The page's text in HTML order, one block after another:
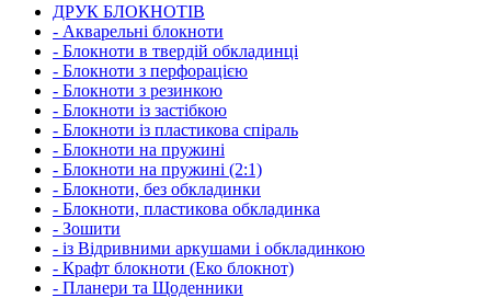
ДРУК БЛОКНОТІВ
- Акварельні блокноти
- Блокноти в твердій обкладинці
- Блокноти з перфорацією
- Блокноти з резинкою
- Блокноти із застібкою
- Блокноти із пластикова спіраль
- Блокноти на пружині
- Блокноти на пружині (2:1)
- Блокноти, без обкладинки
- Блокноти, пластикова обкладинка
- Зошити
- із Відривними аркушами і обкладинкою
- Крафт блокноти (Еко блокнот)
- Планери та Щоденники